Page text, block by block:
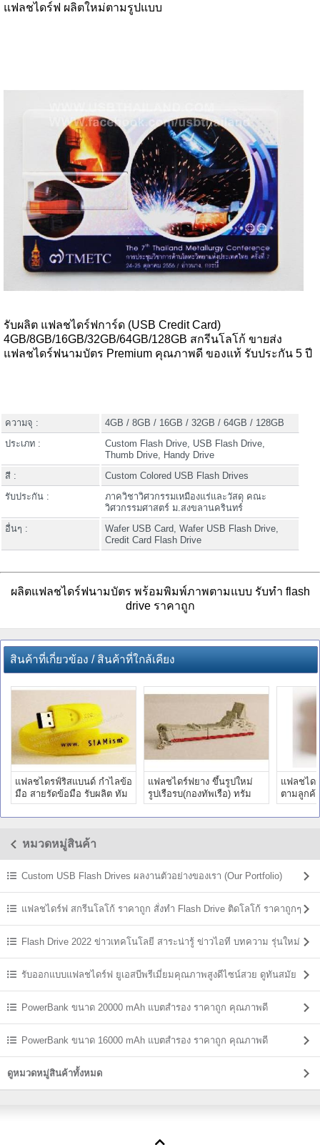
แฟลชไดร์ฟ ผลิตใหม่ตามรูปแบบ
รับผลิต แฟลชไดร์ฟการ์ด (USB Credit Card)
4GB/8GB/16GB/32GB/64GB/128GB สกรีนโลโก้ ขายส่ง
แฟลชไดร์ฟนามบัตร Premium คุณภาพดี ของแท้ รับประกัน 5 ปี
ความจุ :
4GB / 8GB / 16GB / 32GB / 64GB / 128GB
ประเภท :
Custom Flash Drive, USB Flash Drive,
Thumb Drive, Handy Drive
สี :
Custom Colored USB Flash Drives
รับประกัน :
ภาควิชาวิศวกรรมเหมืองแร่และวัสดุ คณะ
วิศวกรรมศาสตร์ ม.สงขลานครินทร์
อื่นๆ :
Wafer USB Card, Wafer USB Flash Drive,
Credit Card Flash Drive
ผลิตแฟลชไดร์ฟนามบัตร พร้อมพิมพ์ภาพตามแบบ รับทำ flash
drive ราคาถูก
สินค้าที่เกี่ยวข้อง / สินค้าที่ใกล้เคียง
แฟลชไดรฟ์ริสแบนด์ กำไลข้อ
มือ สายรัดข้อมือ รับผลิต ทัม
ไดร์ ราคาโรงงาน
แฟลชไดร์ฟยาง ขึ้นรูปใหม่
รูปเรือรบ(กองทัพเรือ) ทรัม
ไดร์ฟยางหยอด ราคาส่ง
แฟลชได
ตามลูกค้
ไดร์ฟยา
หมวดหมู่สินค้า
Custom USB Flash Drives ผลงานตัวอย่างของเรา (Our Portfolio)
แฟลชไดร์ฟ สกรีนโลโก้ ราคาถูก สั่งทำ Flash Drive ติดโลโก้ ราคาถูกๆ
Flash Drive 2022 ข่าวเทคโนโลยี สาระน่ารู้ ข่าวไอที บทความ รุ่นใหม่
ล่าสุดรับออกแบบแฟลชไดร์ฟ ยูเอสบีพรีเมี่ยมคุณภาพสูงดีไซน์สวย ดูทันสมัย
PowerBank ขนาด 20000 mAh แบตสํารอง ราคาถูก คุณภาพดี
PowerBank ขนาด 16000 mAh แบตสํารอง ราคาถูก คุณภาพดี
ดูหมวดหมู่สินค้าทั้งหมด